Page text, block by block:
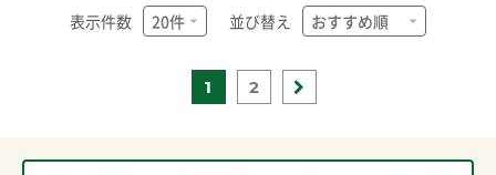
1 2
表示件数 並び替え